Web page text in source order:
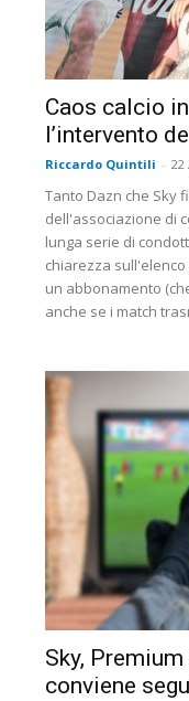
Caos calcio
l’intervento
Riccardo Quintili - 22
Tanto Dazn che Sky
dell'associazione di
lunga serie di
chiarezza
un abbonamento
anche se i match
Sky,
conviene